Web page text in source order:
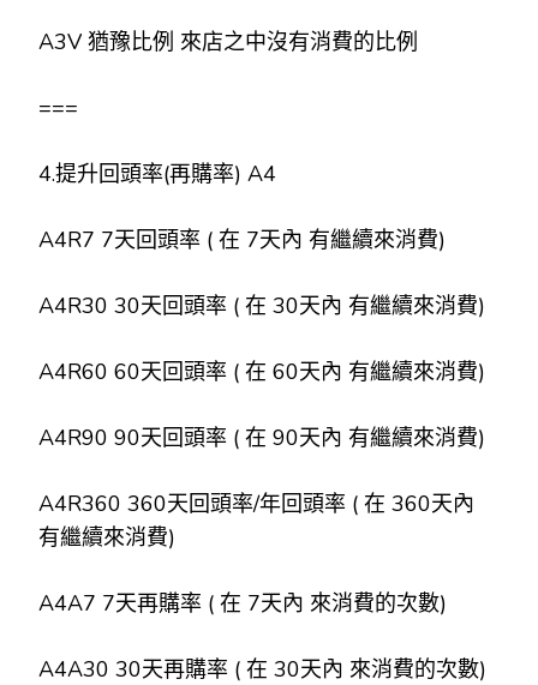
A3V 猶豫比例 來店之中沒有消費的比例
===
4.提升回頭率(再購率) A4
A4R7 7天回頭率 ( 在 7天內 有繼續來消費)
A4R30 30天回頭率 ( 在 30天內 有繼續來消費)
A4R60 60天回頭率 ( 在 60天內 有繼續來消費)
A4R90 90天回頭率 ( 在 90天內 有繼續來消費)
A4R360 360天回頭率/年回頭率 ( 在 360天內
有繼續來消費)
A4A7 7天再購率 ( 在 7天內 來消費的次數)
A4A30 30天再購率 ( 在 30天內 來消費的次數)